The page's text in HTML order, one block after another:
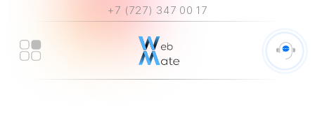
+7 (727) 347 00 17